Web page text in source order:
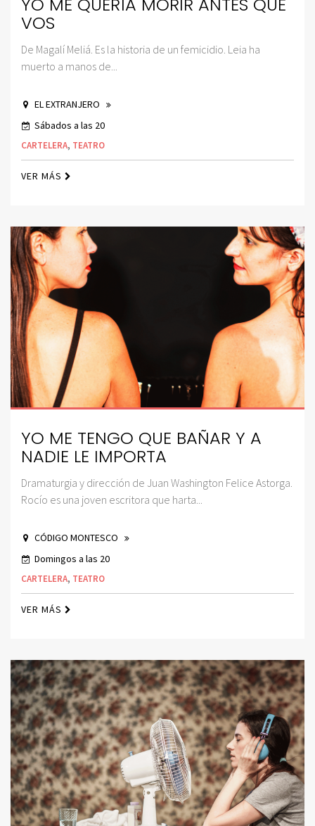
VOS
De Magalí Meliá. Es la historia de un femicidio. Leia ha
muerto a manos de...
EL EXTRANJERO
Sábados a las 20
CARTELERA, TEATRO
VER MÁS
YO ME TENGO QUE BAÑAR Y A
NADIE LE IMPORTA
Dramaturgia y dirección de Juan Washington Felice Astorga.
Rocío es una joven escritora que harta...
CÓDIGO MONTESCO
Domingos a las 20
CARTELERA, TEATRO
VER MÁS